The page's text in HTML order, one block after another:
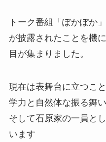
トーク番組「ぽかぽか
が披露されたことを機
目が集まりました。
現在は表舞台に立つこ
学力と自然体な振る舞
そして石原家の一員と
います